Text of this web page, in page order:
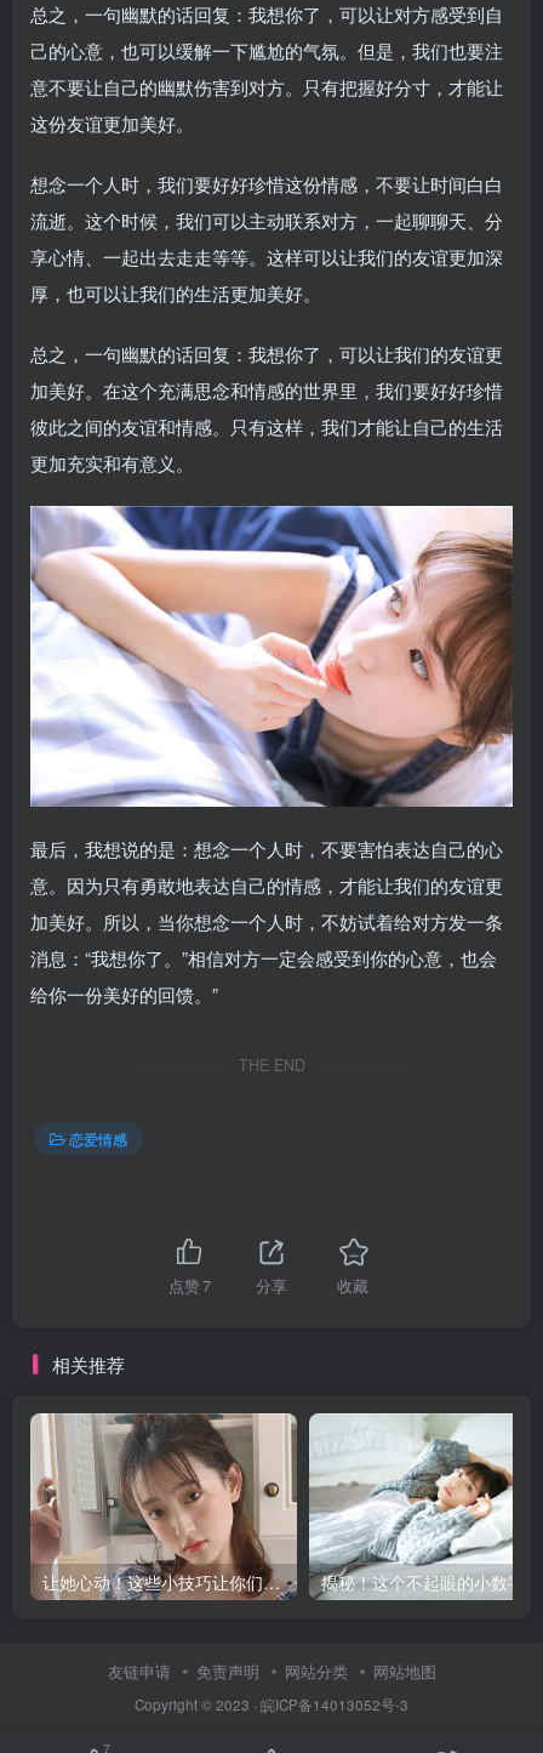
总之，一句幽默的话回复：我想你了，可以让对方感受到自
己的心意，也可以缓解一下尴尬的气氛。但是，我们也要注
意不要让自己的幽默伤害到对方。只有把握好分寸，才能让
这份友谊更加美好。
想念一个人时，我们要好好珍惜这份情感，不要让时间白白
流逝。这个时候，我们可以主动联系对方，一起聊聊天、分
享心情、一起出去走走等等。这样可以让我们的友谊更加深
厚，也可以让我们的生活更加美好。
总之，一句幽默的话回复：我想你了，可以让我们的友谊更
加美好。在这个充满思念和情感的世界里，我们要好好珍惜
彼此之间的友谊和情感。只有这样，我们才能让自己的生活
更加充实和有意义。
最后，我想说的是：想念一个人时，不要害怕表达自己的心
意。因为只有勇敢地表达自己的情感，才能让我们的友谊更
加美好。所以，当你想念一个人时，不妨试着给对方发一条
消息：“我想你了。”相信对方一定会感受到你的心意，也会
给你一份美好的回馈。”
THE END
恋爱情感
点赞7 分享 收藏
相关推荐
让她心动！这些小技巧让你们更甜蜜
友链申请 免责声明 网站分类 网站地图
Copyright © 2023 · 皖ICP备14013052号-3
7